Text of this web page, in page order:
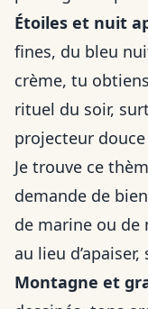
Étoiles et nuit
fines, du bleu
crème, tu
rituel du soir,
projecteur
Je trouve ce
demande de
de marine ou
au lieu
Montagne et